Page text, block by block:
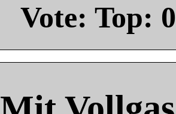
Vote: Top: 0